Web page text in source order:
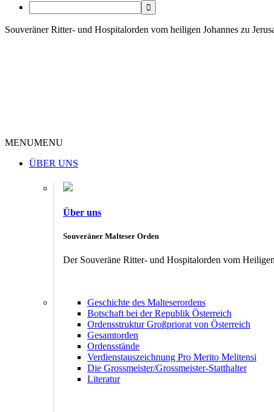
Souveräner Ritter- und Hospitalorden vom heiligen Johannes zu
MENUMENU
ÜBER UNS
Über uns
Souveräner Malteser Orden
Der Souveräne Ritter- und Hospitalorden vom
Geschichte des Malteserordens
Botschaft bei der Republik Österreich
Ordensstruktur Großpriorat von Österreich
Gesamtorden
Ordensstände
Verdienstauszeichnung Pro Merito Melitensi
Die Grossmeister/Grossmeister-Statthalter
Literatur